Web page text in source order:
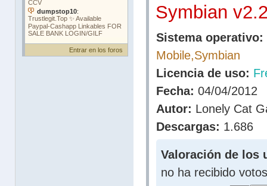
Entrar en los foros
Symbian
Sistema operativo:
Mobile,Symbian
Licencia de uso:
Fecha: 04/04/2012
Autor: Lonely Cat
Descargas: 1.686
Valoración de los
no ha recibido votos